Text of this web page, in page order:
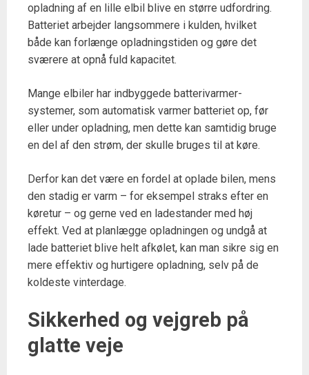
opladning af en lille elbil blive en større udfordring.
Batteriet arbejder langsommere i kulden, hvilket
både kan forlænge opladningstiden og gøre det
sværere at opnå fuld kapacitet.
Mange elbiler har indbyggede batterivarmer-
systemer, som automatisk varmer batteriet op, før
eller under opladning, men dette kan samtidig bruge
en del af den strøm, der skulle bruges til at køre.
Derfor kan det være en fordel at oplade bilen, mens
den stadig er varm – for eksempel straks efter en
køretur – og gerne ved en ladestander med høj
effekt. Ved at planlægge opladningen og undgå at
lade batteriet blive helt afkølet, kan man sikre sig en
mere effektiv og hurtigere opladning, selv på de
koldeste vinterdage.
Sikkerhed og vejgreb på
glatte veje